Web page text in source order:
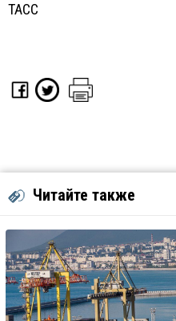
ТАСС
Читайте также